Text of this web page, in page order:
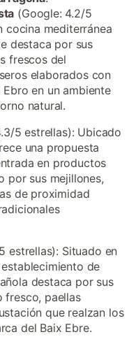
(Google: 4.2/5
cocina mediterránea
destaca por sus
frescos del
elaborados con
en un ambiente
natural.
5 estrellas): Ubicado
una propuesta
en productos
por sus mejillones,
de proximidad
estrellas): Situado en
de
destaca por sus
fresco, paellas
que realzan los
del Baix Ebre.